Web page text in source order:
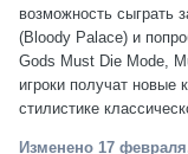
возможность сыграть
(Bloody Palace) и
Gods Must Die Mode,
игроки получат новые
стилистике
Изменено 17